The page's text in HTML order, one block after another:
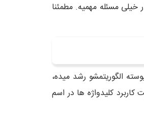
مسئله مهمیه. مطمئنا
الگوریتمشو رشد میده،
کلیدواژه ها در اسم